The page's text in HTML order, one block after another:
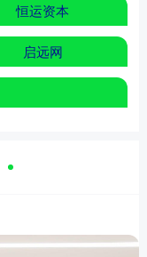
恒运资本
启远网